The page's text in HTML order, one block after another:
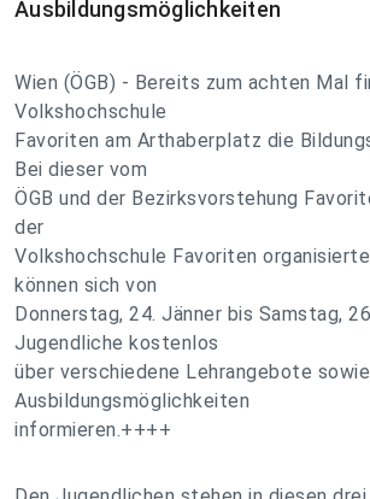
Ausbildungsmöglichkeiten
Wien (ÖGB) - Bereits zum achten Mal
Volkshochschule
Favoriten am Arthaberplatz die
Bei dieser vom
ÖGB und der Bezirksvorstehung
der
Volkshochschule Favoriten
können sich von
Donnerstag, 24. Jänner bis Samstag,
Jugendliche kostenlos
über verschiedene Lehrangebote
Ausbildungsmöglichkeiten
informieren.++++